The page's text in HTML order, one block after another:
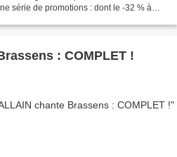
série de promotions : dont le -32 % à
: COMPLET !